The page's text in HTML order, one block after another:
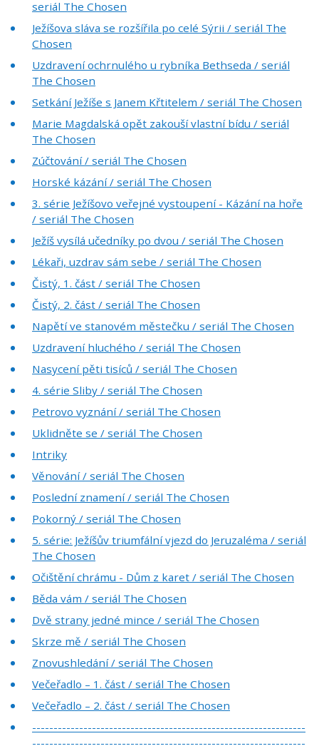
seriál The Chosen
Ježíšova sláva se rozšířila po celé Sýrii / seriál The
Chosen
Uzdravení ochrnulého u rybníka Bethseda / seriál
The Chosen
Setkání Ježíše s Janem Křtitelem / seriál The Chosen
Marie Magdalská opět zakouší vlastní bídu / seriál
The Chosen
Zúčtování / seriál The Chosen
Horské kázání / seriál The Chosen
3. série Ježíšovo veřejné vystoupení - Kázání na hoře
/ seriál The Chosen
Ježíš vysílá učedníky po dvou / seriál The Chosen
Lékaři, uzdrav sám sebe / seriál The Chosen
Čistý, 1. část / seriál The Chosen
Čistý, 2. část / seriál The Chosen
Napětí ve stanovém městečku / seriál The Chosen
Uzdravení hluchého / seriál The Chosen
Nasycení pěti tisíců / seriál The Chosen
4. série Sliby / seriál The Chosen
Petrovo vyznání / seriál The Chosen
Uklidněte se / seriál The Chosen
Intriky
Věnování / seriál The Chosen
Poslední znamení / seriál The Chosen
Pokorný / seriál The Chosen
5. série: Ježíšův triumfální vjezd do Jeruzaléma / seriál
The Chosen
Očištění chrámu - Dům z karet / seriál The Chosen
Běda vám / seriál The Chosen
Dvě strany jedné mince / seriál The Chosen
Skrze mě / seriál The Chosen
Znovushledání / seriál The Chosen
Večeřadlo – 1. část / seriál The Chosen
Večeřadlo – 2. část / seriál The Chosen
----------------------------------------------------------------
----------------------------------------------------------------